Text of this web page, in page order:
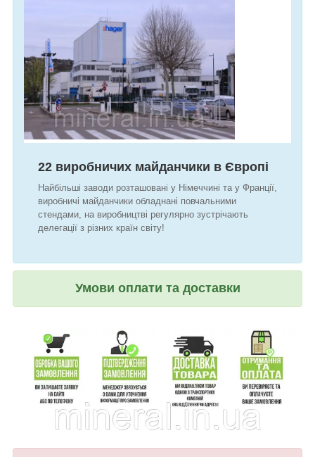
22 виробничих майданчики в Європі
Найбільші заводи розташовані у Німеччині та у Франції,
виробничі майданчики обладнані повчальними
стендами, на виробництві регулярно зустрічають
делегації з різних країн світу!
Умови оплати та доставки